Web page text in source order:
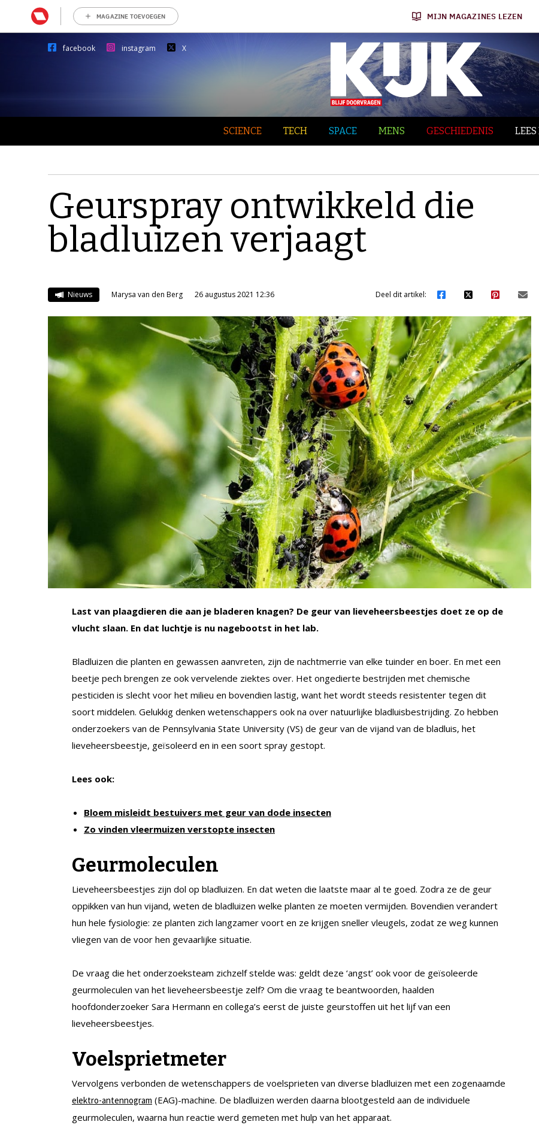
MAGAZINE TOEVOEGEN MIJN MAGAZINES LEZEN
facebook instagram X
SCIENCE TECH SPACE MENS GESCHIEDENIS
Geurspray ontwikkeld die
bladluizen verjaagt
Nieuws Marysa van den Berg 26 augustus 2021 12:36 Deel dit artikel:
Last van plaagdieren die aan je bladeren knagen? De geur van lieveheersbeestjes doet ze op de
vlucht slaan. En dat luchtje is nu nagebootst in het lab.
Bladluizen die planten en gewassen aanvreten, zijn de nachtmerrie van elke tuinder en boer. En met een
beetje pech brengen ze ook vervelende ziektes over. Het ongedierte bestrijden met chemische
pesticiden is slecht voor het milieu en bovendien lastig, want het wordt steeds resistenter tegen dit
soort middelen. Gelukkig denken wetenschappers ook na over natuurlijke bladluisbestrijding. Zo hebben
onderzoekers van de Pennsylvania State University (VS) de geur van de vijand van de bladluis, het
lieveheersbeestje, geïsoleerd en in een soort spray gestopt.
Lees ook:
Bloem misleidt bestuivers met geur van dode insecten
Zo vinden vleermuizen verstopte insecten
Geurmoleculen
Lieveheersbeestjes zijn dol op bladluizen. En dat weten die laatste maar al te goed. Zodra ze de geur
oppikken van hun vijand, weten de bladluizen welke planten ze moeten vermijden. Bovendien verandert
hun hele fysiologie: ze planten zich langzamer voort en ze krijgen sneller vleugels, zodat ze weg kunnen
vliegen van de voor hen gevaarlijke situatie.
De vraag die het onderzoeksteam zichzelf stelde was: geldt deze ‘angst’ ook voor de geïsoleerde
geurmoleculen van het lieveheersbeestje zelf? Om die vraag te beantwoorden, haalden
hoofdonderzoeker Sara Hermann en collega’s eerst de juiste geurstoffen uit het lijf van een
lieveheersbeestjes.
Voelsprietmeter
Vervolgens verbonden de wetenschappers de voelsprieten van diverse bladluizen met een zogenaamde
elektro-antennogram (EAG)-machine. De bladluizen werden daarna blootgesteld aan de individuele
geurmoleculen, waarna hun reactie werd gemeten met hulp van het apparaat.